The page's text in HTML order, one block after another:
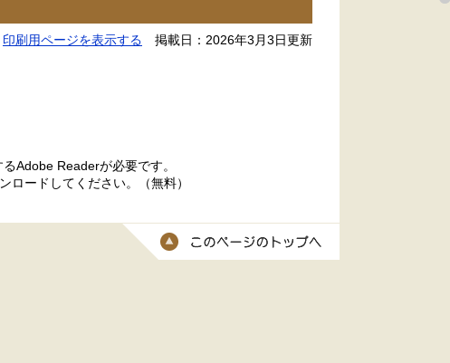
印刷用ページを表示する 掲載日：2026年3月3日更新
Adobe Readerが必要です。
ードしてください。（無料）